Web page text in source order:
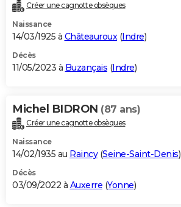
Créer une cagnotte obsèques
Naissance
14/03/1925 à Châteauroux(Indre)
Décès
11/05/2023 à Buzançais (Indre)
Michel BIDRON (87 ans)
Créer une cagnotte obsèques
Naissance
14/02/1935 au Raincy(Seine-Saint-Denis)
Décès
03/09/2022 à Auxerre (Yonne)